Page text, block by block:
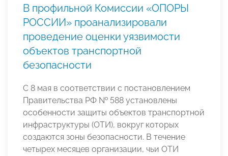
В профильной Комиссии «ОПОРЫ
РОССИИ» проанализировали
проведение оценки уязвимости
объектов транспортной
безопасности
С 8 мая в соответствии с постановлением
Правительства РФ № 588 установлены
особенности защиты объектов транспортной
инфраструктуры (ОТИ), вокруг которых
создаются зоны безопасности. В течение
четырех месяцев организации, чьи ОТИ